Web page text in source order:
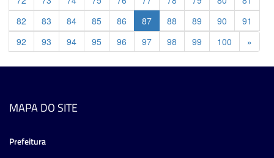
82
83 84 85 86 87 88 89 90
91
92
93 94 95 96 97 98 99 100 »
MAPA DO SITE
Prefeitura